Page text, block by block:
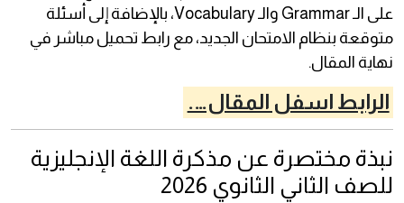
على الـ Grammar والـ Vocabulary، بالإضافة إلى أسئلة
متوقعة بنظام الامتحان الجديد، مع رابط تحميل مباشر في
نهاية المقال.
الرابط اسفل المقال….
نبذة مختصرة عن مذكرة اللغة الإنجليزية
للصف الثاني الثانوي 2026